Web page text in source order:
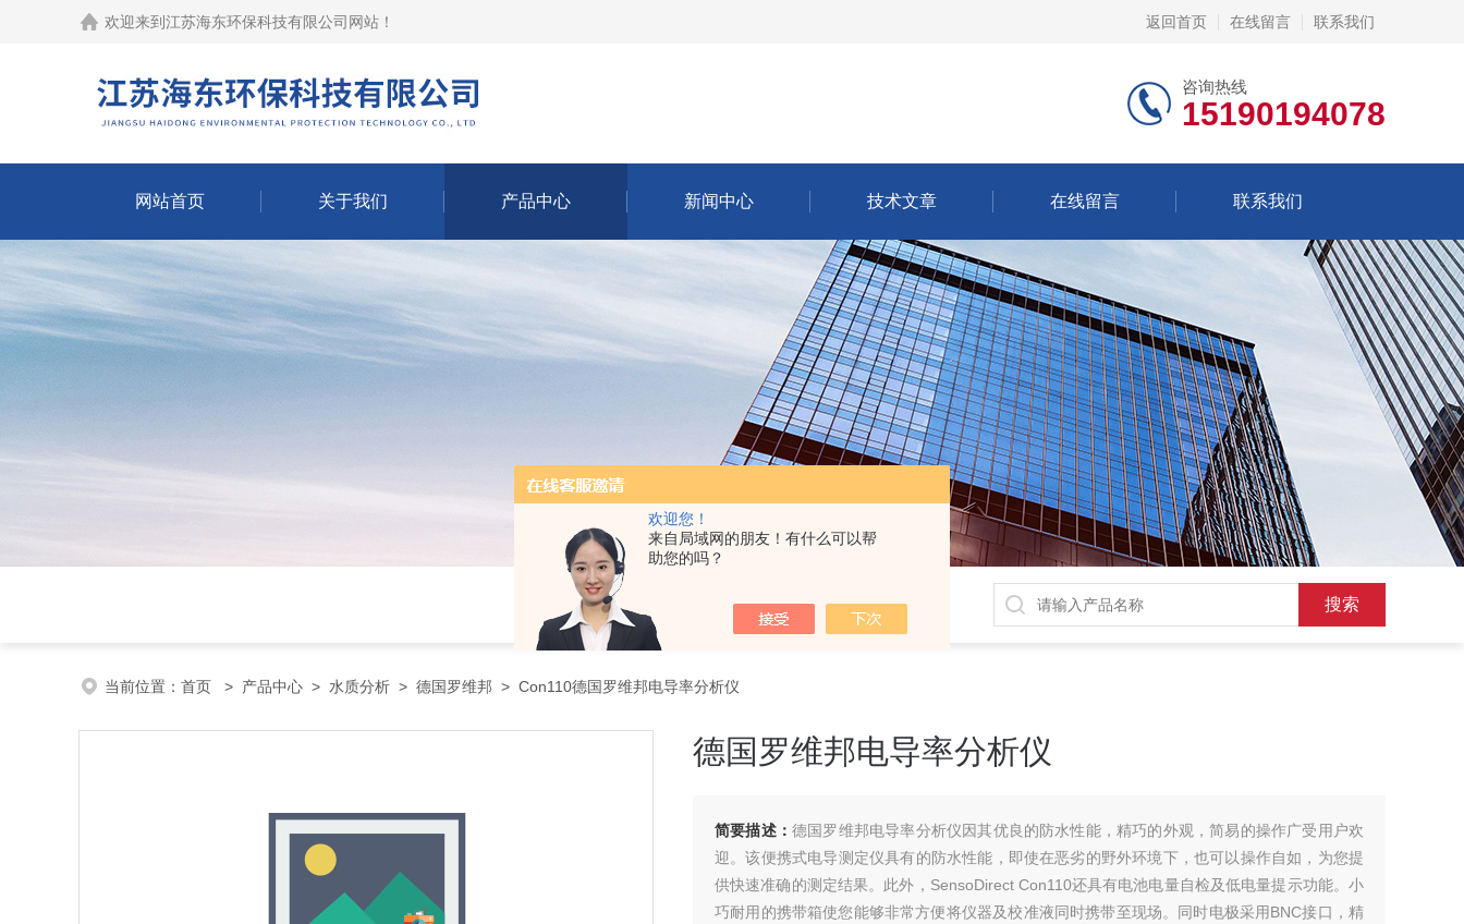
欢迎您！
来自局域网的朋友！有什么可以帮
助您的吗？
欢迎来到江苏海东环保科技有限公司网站！ 返回首页 在线留言 联系我们
咨询热线
15190194078
网站首页 关于我们 产品中心 新闻中心 技术文章 在线留言 联系我们
当前位置： 首页 > 产品中心 > 水质分析 > 德国罗维邦 > Con110德国罗维邦电导率分析仪
德国罗维邦电导率分析仪
简要描述： 德国罗维邦电导率分析仪因其优良的防水性能，精巧的外观，简易的操作广受用户欢
迎。该便携式电导测定仪具有的防水性能，即使在恶劣的野外环境下，也可以操作自如，为您提
供快速准确的测定结果。此外，SensoDirect Con110还具有电池电量自检及低电量提示功能。小
巧耐用的携带箱使您能够非常方便将仪器及校准液同时携带至现场。同时电极采用BNC接口，精